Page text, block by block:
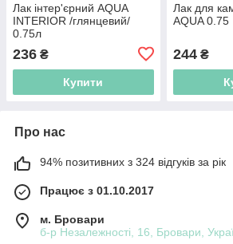
Лак інтер'єрний AQUA
INTERIOR /глянцевий/
0.75л
236 ₴
Купити
Лак для
AQUA 0.75
244₴
Про нас
94% позитивних з 324 відгуків за рік
Працює з 01.10.2017
м. Бровари
б-р Незалежності, 16, Бровари,